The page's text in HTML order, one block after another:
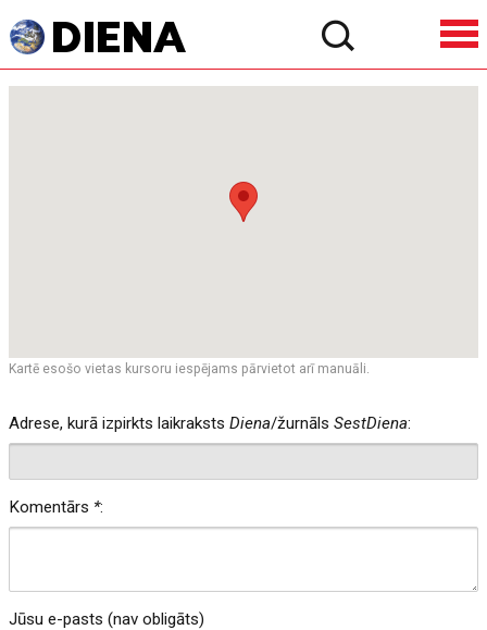
Kartē esošo vietas kursoru iespējams pārvietot arī manuāli.
Adrese, kurā izpirkts laikrakstsDiena/žurnālsSestDiena:
Komentārs *:
Jūsu e-pasts (nav obligāts)